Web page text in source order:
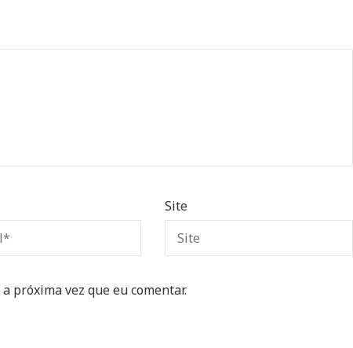
Site
próxima vez que eu comentar.